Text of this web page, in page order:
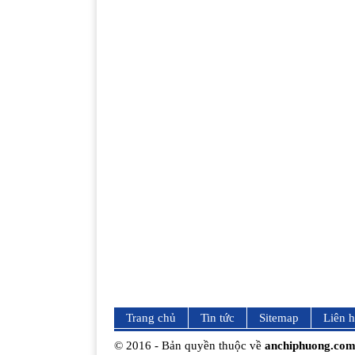
Trang chủ Tin tức Sitemap Liên
© 2016 - Bản quyền thuộc về anchiphuong.com